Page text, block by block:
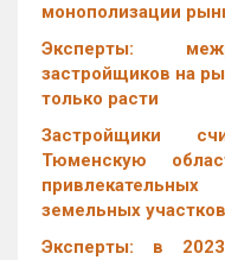
монополизации
Эксперты:
застройщиков на
только расти
Застройщики
Тюменскую
земельных участков
Эксперты: в